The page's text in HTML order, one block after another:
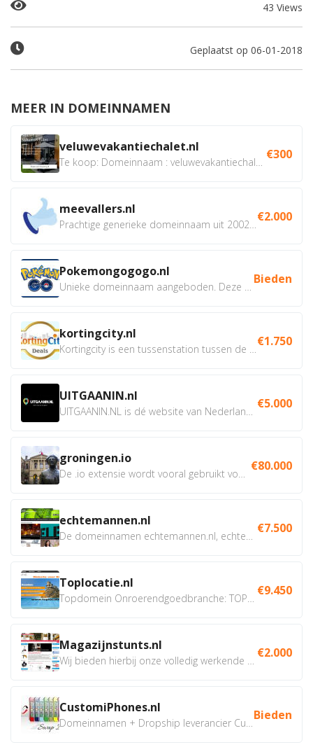
43 Views
Geplaatst op 06-01-2018
MEER IN DOMEINNAMEN
veluwevakantiechalet.nl €300
meevallers.nl €2.000
Pokemongogogo.nl Bieden
kortingcity.nl €1.750
UITGAANIN.nl €5.000
groningen.io €80.000
echtemannen.nl €7.500
Toplocatie.nl €9.450
Magazijnstunts.nl €2.000
CustomiPhones.nl Bieden